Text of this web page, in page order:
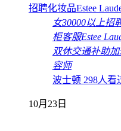
招聘化妆品Estee
女30000以上招
柜客服Estee
双休交通补助加
容师
波士顿 298人看
10月23日